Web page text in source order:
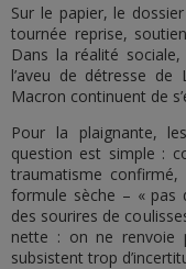
Sur le papier, le
tournée reprise,
Dans la réalité sociale,
l’aveu de détresse
Macron continuent de
Pour la plaignante,
question est simple :
traumatisme
formule sèche – « pas
des sourires de
nette : on ne renvoie
subsistent trop